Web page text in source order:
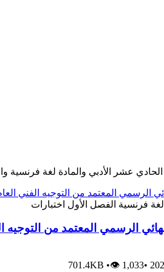
عشر الأدبي والمادة لغة فرنسية
لغة فرنسية الفصل الأول اختبارات
الرسمي المعتمد من التوجيه
•
701.4KB •👁 1,033